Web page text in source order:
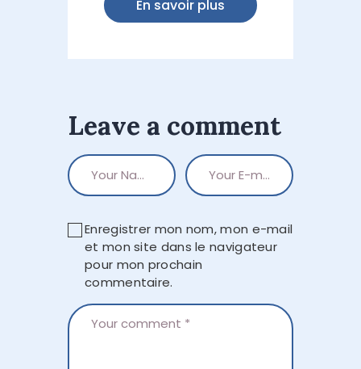
En savoir plus
Leave a comment
Enregistrer mon nom, mon e-mail
et mon site dans le navigateur
pour mon prochain
commentaire.